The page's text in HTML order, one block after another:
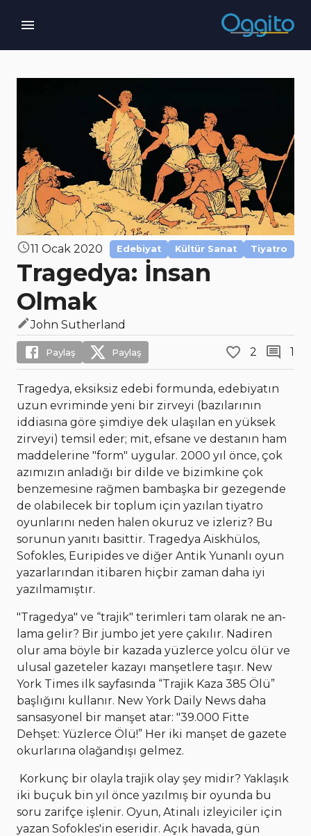
11 Ocak 2020 Edebiyat Kültür Sanat Tiyatro
Tragedya: İnsan
Olmak
John Sutherland
Paylaş Paylaş 2 1
Tragedya, eksiksiz edebi formunda, edebiyatın
uzun evriminde yeni bir zirveyi (bazılarının
iddiasına göre şimdiye dek ulaşılan en yüksek
zirveyi) temsil eder; mit, efsane ve destanın ham
maddelerine "form" uygular. 2000 yıl önce, çok
azımızın anladığı bir dilde ve bizimkine çok
benzemesine rağmen bambaşka bir gezegende
de olabilecek bir toplum için yazılan tiyatro
oyunlarını neden halen okuruz ve izleriz? Bu
sorunun yanıtı basittir. Tragedya Aiskhülos,
Sofokles, Euripides ve diğer Antik Yunanlı oyun
yazarlarından itibaren hiçbir zaman daha iyi
yazılmamıştır.
"Tragedya" ve “trajik" terimleri tam olarak ne an-
lama gelir? Bir jumbo jet yere çakılır. Nadiren
olur ama böyle bir kazada yüzlerce yolcu ölür ve
ulusal gazeteler kazayı manşetlere taşır. New
York Times ilk sayfasında “Trajik Kaza 385 Ölü”
başlığını kullanır. New York Daily News daha
sansasyonel bir manşet atar: "39.000 Fitte
Dehşet: Yüzlerce Ölü!” Her iki manşet de gazete
okurlarına olağandışı gelmez.
Korkunç bir olayla trajik olay şey midir? Yaklaşık
iki buçuk bin yıl önce yazılmış bir oyunda bu
soru zarifçe işlenir. Oyun, Atinalı izleyiciler için
yazan Sofokles'in eseridir. Açık havada, gün